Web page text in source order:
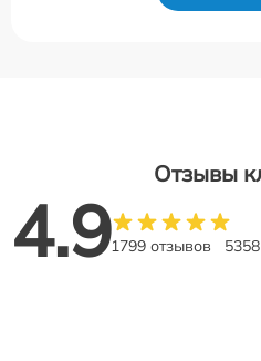
Отзывы
4.91799 отзывов